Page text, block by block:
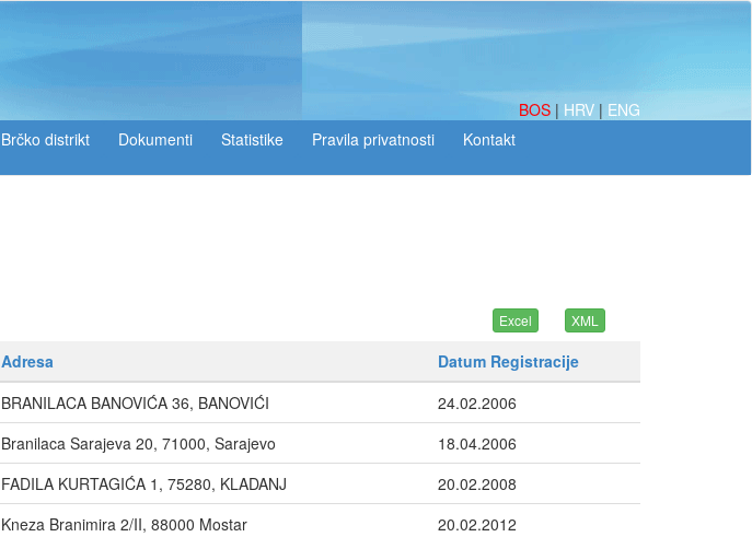
BOS | HRV | ENG
Brčko distrikt Dokumenti Statistike
Adresa
Datum Registracije
BRANILACA BANOVIĆA 36, BANOVIĆI
24.02.2006
Branilaca Sarajeva 20, 71000, Sarajevo
18.04.2006
FADILA KURTAGIĆA 1, 75280, KLADANJ
20.02.2008
Kneza Branimira 2/II, 88000 Mostar
20.02.2012